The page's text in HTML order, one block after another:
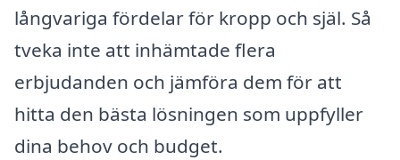
långvariga fördelar för kropp och själ. Så
tveka inte att inhämtade flera
erbjudanden och jämföra dem för att
hitta den bästa lösningen som uppfyller
dina behov och budget.